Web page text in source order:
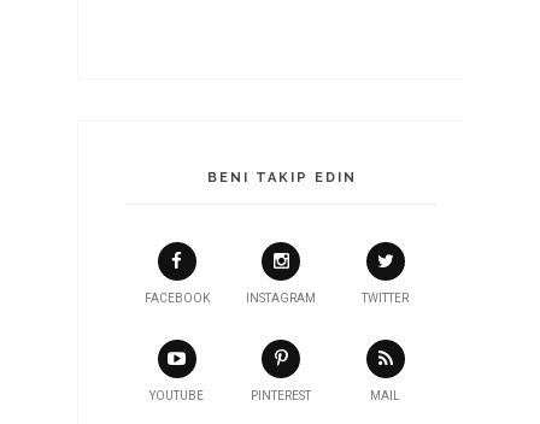
BENI TAKIP EDIN
FACEBOOK INSTAGRAM TWITTER
YOUTUBE PINTEREST MAIL